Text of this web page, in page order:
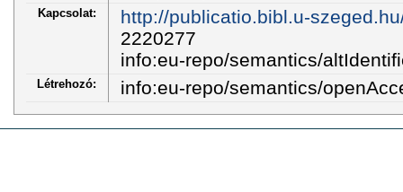
Kapcsolat:
http://publicatio.bibl.u-
2220277
info:eu-repo/semantics/
Létrehozó: info:eu-repo/semantics/